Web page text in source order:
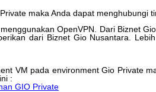
Private maka Anda dapat menghubungi
menggunakan OpenVPN Dari Biznet Gio
dari Biznet Gio Nusantara Lebih
VM pada environment Gio Private
ini :
GIO Private